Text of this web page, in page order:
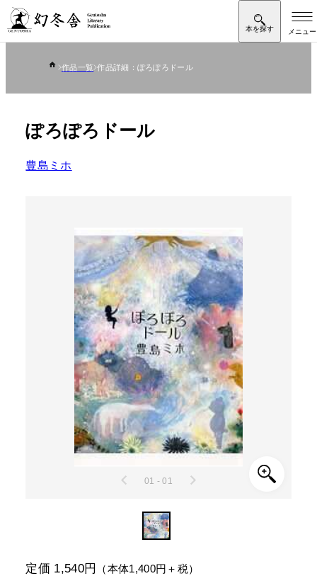
作品一覧 作品詳細：ぽろぽろドール
ぽろぽろドール
豊島ミホ
01 - 01
定価 1,540円 （本体1,400円＋税）